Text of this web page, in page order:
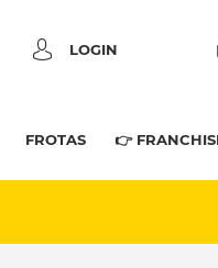
LOGIN
FROTAS 👉